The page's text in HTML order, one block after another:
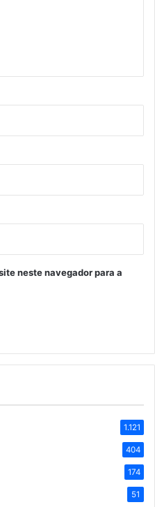
neste navegador para a
1.121
404
174
51